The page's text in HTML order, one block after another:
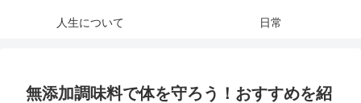
人生について 日常
無添加調味料で体を守ろう！おすすめを紹